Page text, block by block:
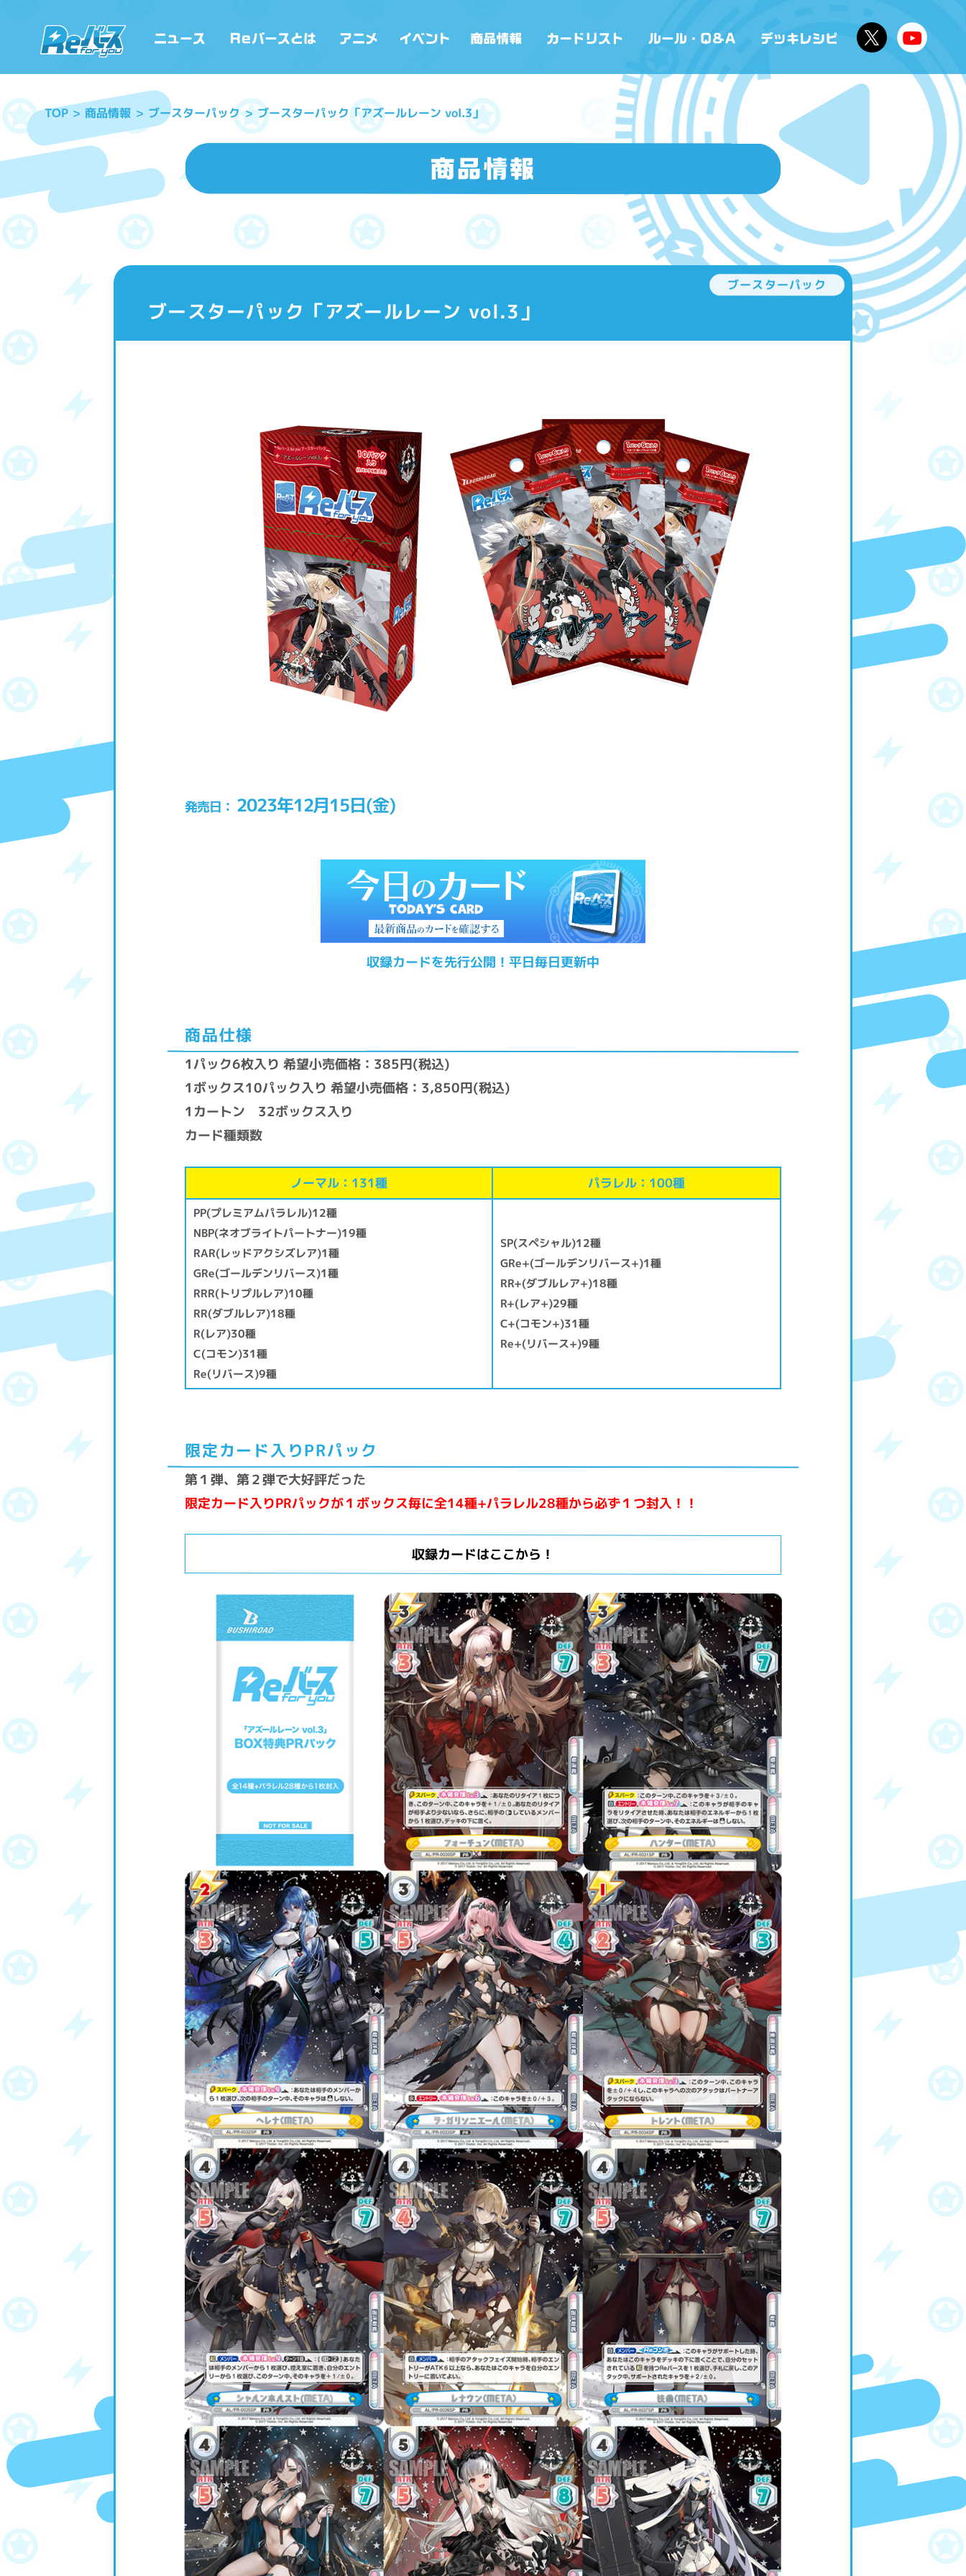
TOP 商品情報 ブースターパック ブースターパック「アズールレーン vol.3」
ブースターパック
ブースターパック「アズールレーン vol.3」
発売日： 2023年12月15日(金)
収録カードを先行公開！平日毎日更新中
商品仕様
1パック6枚入り 希望小売価格：385円(税込)
1ボックス10パック入り 希望小売価格：3,850円(税込)
1カートン 32ボックス入り
カード種類数
ノーマル：131種 パラレル：100種
PP(プレミアムパラレル)12種
NBP(ネオブライトパートナー)19種
RAR(レッドアクシズレア)1種
GRe(ゴールデンリバース)1種
RRR(トリプルレア)10種
RR(ダブルレア)18種
R(レア)30種
C(コモン)31種
Re(リバース)9種
SP(スペシャル)12種
GRe+(ゴールデンリバース+)1種
RR+(ダブルレア+)18種
R+(レア+)29種
C+(コモン+)31種
Re+(リバース+)9種
限定カード入りPRパック
第１弾、第２弾で大好評だった
限定カード入りPRパックが１ボックス毎に全14種+パラレル28種から必ず１つ封入！！
収録カードはここから！